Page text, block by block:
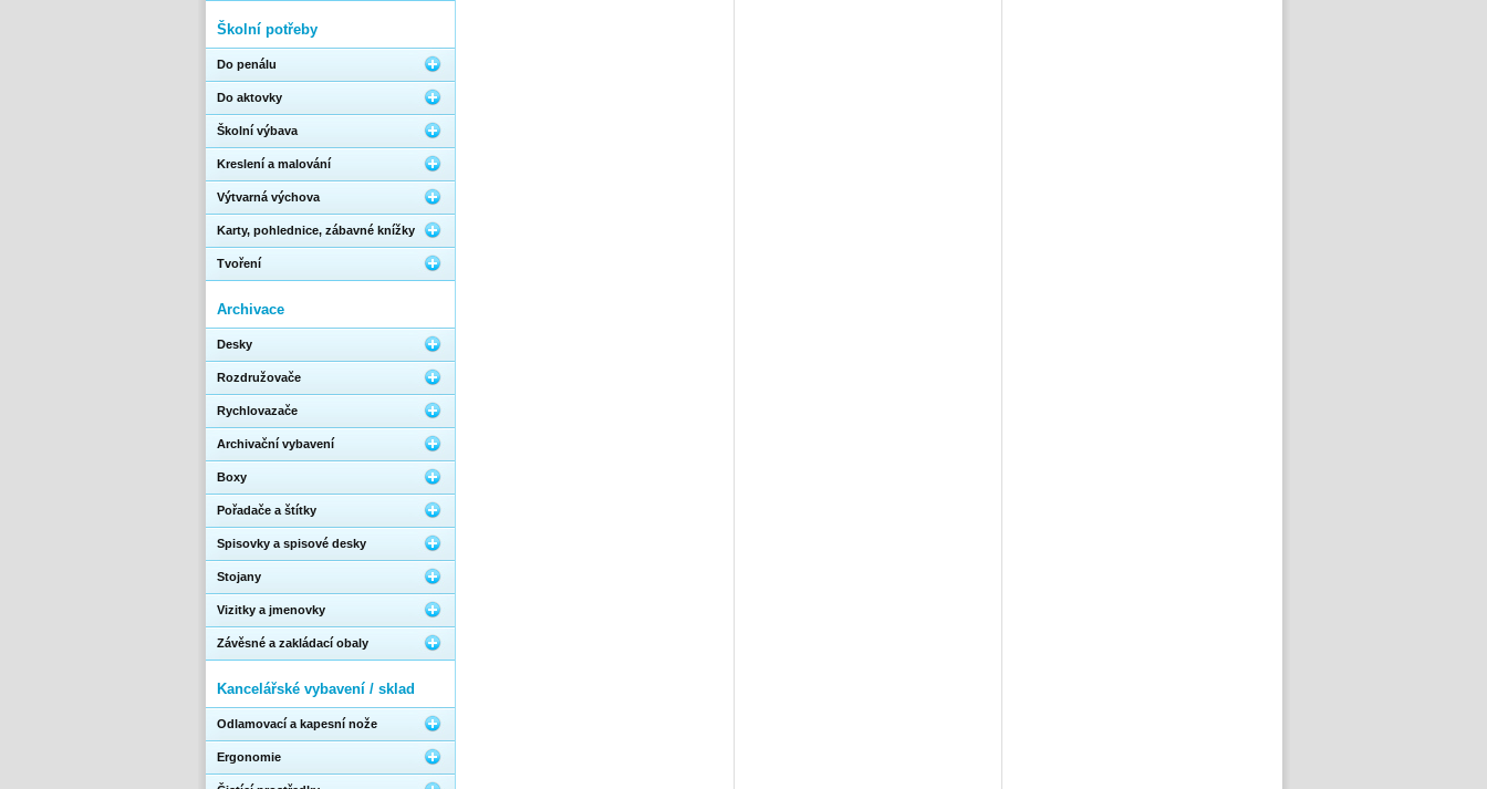
Školní potřeby
Do penálu
Do aktovky
Školní výbava
Kreslení a malování
Výtvarná výchova
Karty, pohlednice, zábavné knížky
Tvoření
Archivace
Desky
Rozdružovače
Rychlovazače
Archivační vybavení
Boxy
Pořadače a štítky
Spisovky a spisové desky
Stojany
Vizitky a jmenovky
Závěsné a zakládací obaly
Kancelářské vybavení / sklad
Odlamovací a kapesní nože
Ergonomie